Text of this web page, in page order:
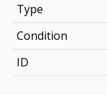
Type
Condition
ID